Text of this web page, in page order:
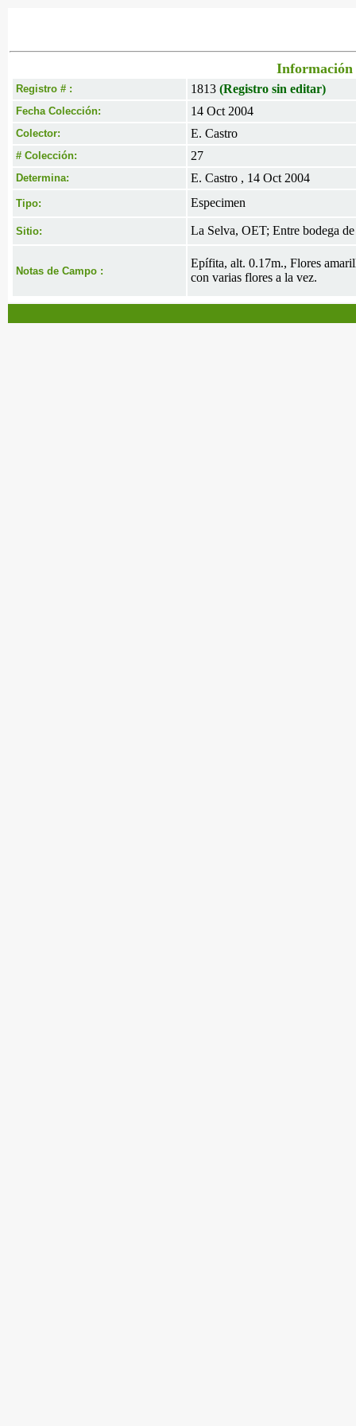
Información
Registro # : 1813 (Registro sin editar)
Fecha Colección: 14 Oct 2004
Colector: E. Castro
# Colección: 27
Determina: E. Castro , 14 Oct 2004
Tipo: Especimen
Sitio: La Selva, OET; Entre bodega
Notas de Campo :
Epífita, alt. 0.17m., Flores
con varias flores a la vez.